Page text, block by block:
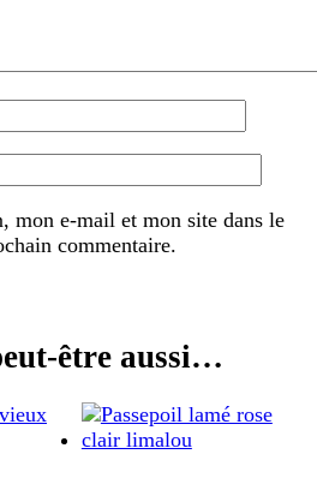
mon e-mail et mon site dans le
commentaire.
être aussi…